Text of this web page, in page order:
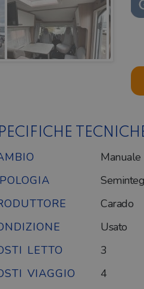
Manuale
Carado
Usato
LETTO
3
VIAGGIO
4